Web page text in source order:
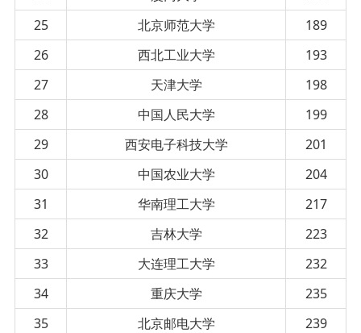
25
北京师范大学
189
26
西北工业大学
193
27
天津大学
198
28
中国人民大学
199
29
西安电子科技大学
201
30
中国农业大学
204
31
华南理工大学
217
32
吉林大学
223
33
大连理工大学
232
34
重庆大学
235
35
北京邮电大学
239